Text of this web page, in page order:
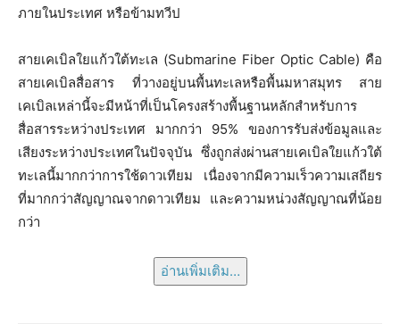
ภายในประเทศ หรือข้ามทวีป
สายเคเบิลใยแก้วใต้ทะเล (Submarine Fiber Optic Cable) คือ
สายเคเบิลสื่อสาร ที่วางอยู่บนพื้นทะเลหรือพื้นมหาสมุทร สาย
เคเบิลเหล่านี้จะมีหน้าที่เป็นโครงสร้างพื้นฐานหลักสำหรับการ
สื่อสารระหว่างประเทศ มากกว่า 95% ของการรับส่งข้อมูลและ
เสียงระหว่างประเทศในปัจจุบัน ซึ่งถูกส่งผ่านสายเคเบิลใยแก้วใต้
ทะเลนี้มากกว่าการใช้ดาวเทียม เนื่องจากมีความเร็วความเสถียร
ที่มากกว่าสัญญาณจากดาวเทียม และความหน่วงสัญญาณที่น้อย
กว่า
อ่านเพิ่มเติม…